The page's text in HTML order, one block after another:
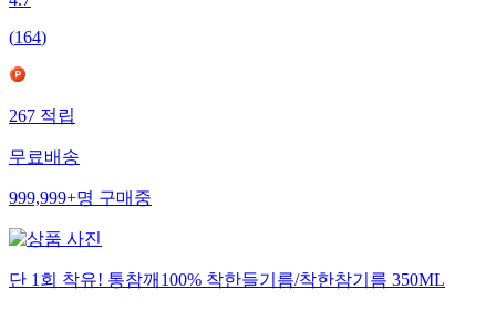
(164)
267 적립
무료배송
999,999+명 구매중
단 1회 착유! 통참깨100% 착한들기름/착한참기름 350ML